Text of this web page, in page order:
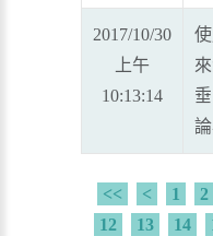
2017/10/30
上午
10:13:14
<< < 1 2
12
13 14